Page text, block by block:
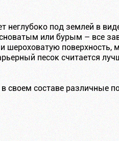
неглубоко под землей в
или бурым – все
шероховатую поверхность,
песок считается
составе различные